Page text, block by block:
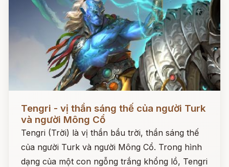
Tengri - vị thần sáng thế của người Turk
và người Mông Cổ
Tengri (Trời) là vị thần bầu trời, thần sáng thế
của người Turk và người Mông Cổ. Trong hình
dạng của một con ngỗng trắng khổng lồ, Tengri